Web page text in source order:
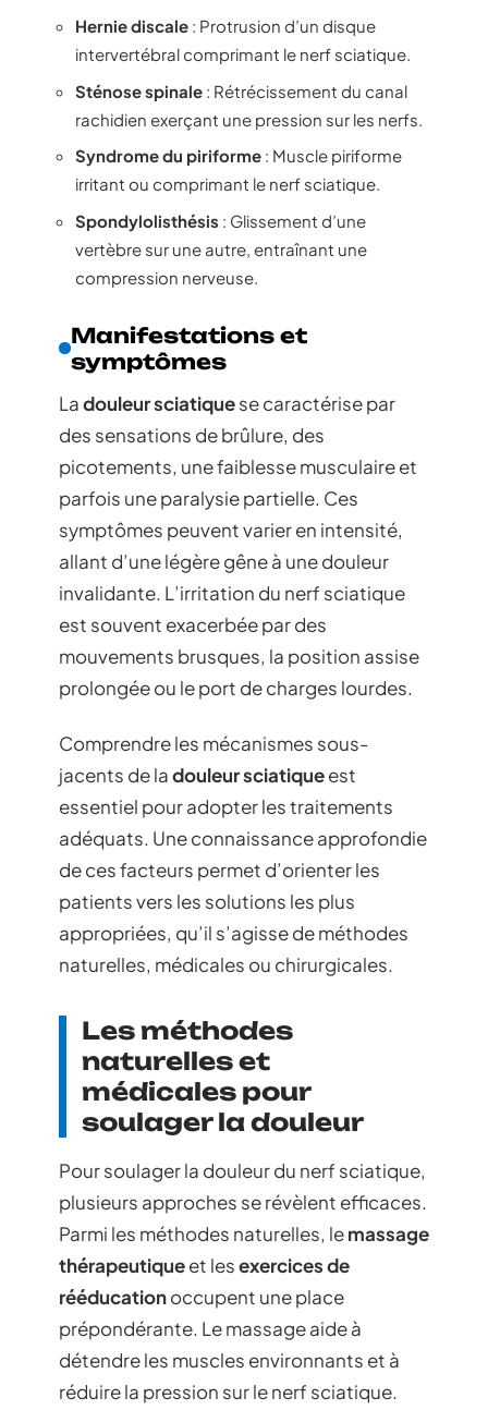
Hernie discale : Protrusion d’un disque
intervertébral comprimant le nerf sciatique.
Sténose spinale : Rétrécissement du canal
rachidien exerçant une pression sur les nerfs.
Syndrome du piriforme : Muscle piriforme
irritant ou comprimant le nerf sciatique.
Spondylolisthésis : Glissement d’une
vertèbre sur une autre, entraînant une
compression nerveuse.
Manifestations et
symptômes
Ladouleur sciatiquese caractérise par
des sensations de brûlure, des
picotements, une faiblesse musculaire et
parfois une paralysie partielle. Ces
symptômes peuvent varier en intensité,
allant d’une légère gêne à une douleur
invalidante. L’irritation du nerf sciatique
est souvent exacerbée par des
mouvements brusques, la position assise
prolongée ou le port de charges lourdes.
Comprendre les mécanismes sous-
jacents de ladouleur sciatiqueest
essentiel pour adopter les traitements
adéquats. Une connaissance approfondie
de ces facteurs permet d’orienter les
patients vers les solutions les plus
appropriées, qu’il s’agisse de méthodes
naturelles, médicales ou chirurgicales.
Les méthodes
naturelles et
médicales pour
soulager la douleur
Pour soulager la douleur du nerf sciatique,
plusieurs approches se révèlent efficaces.
Parmi les méthodes naturelles, lemassage
thérapeutiqueet lesexercices de
rééducationoccupent une place
prépondérante. Le massage aide à
détendre les muscles environnants et à
réduire la pression sur le nerf sciatique.